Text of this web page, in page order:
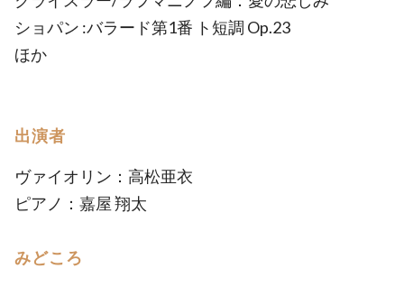
ショパン :バラード第1番 ト短調 Op.23
ほか
出演者
ヴァイオリン：高松亜衣
ピアノ：嘉屋 翔太
みどころ